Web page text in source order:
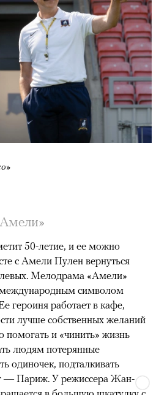
50-летие, и ее можно
с Амели Пулен вернуться
Мелодрама «Амели»
международным символом
героиня работает в кафе,
лучше собственных желаний
и «чинить» жизнь
людям потерянные
одиночек, подталкивать
— Париж. У режиссера Жан-